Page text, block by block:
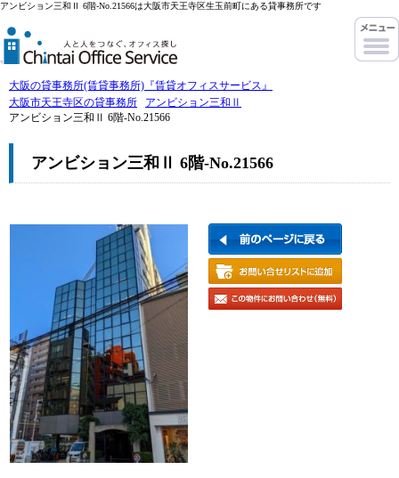
アンビション三和Ⅱ 6階-No.21566は大阪市天王寺区生玉前町にある貸事務所です
大阪の貸事務所(賃貸事務所)『賃貸オフィスサービス』
大阪市天王寺区の貸事務所
アンビション三和Ⅱ
アンビション三和Ⅱ 6階-No.21566
アンビション三和Ⅱ 6階-No.21566